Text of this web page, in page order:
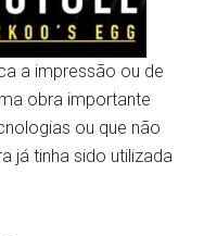
a impressão ou de
obra importante
ou que não
já tinha sido utilizada